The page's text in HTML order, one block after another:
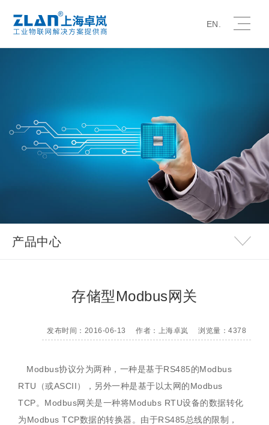
EN.
产品中心
存储型Modbus网关
发布时间：2016-06-13 作者：上海卓岚 浏览量：4378
Modbus协议分为两种，一种是基于RS485的Modbus
RTU（或ASCII），另外一种是基于以太网的Modbus
TCP。Modbus网关是一种将Modubs RTU设备的数据转化
为Modbus TCP数据的转换器。由于RS485总线的限制，